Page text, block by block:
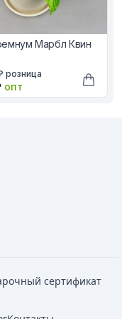
Марбл Квин
цена в рублях
розница
цена в рублях
опт
сертификат